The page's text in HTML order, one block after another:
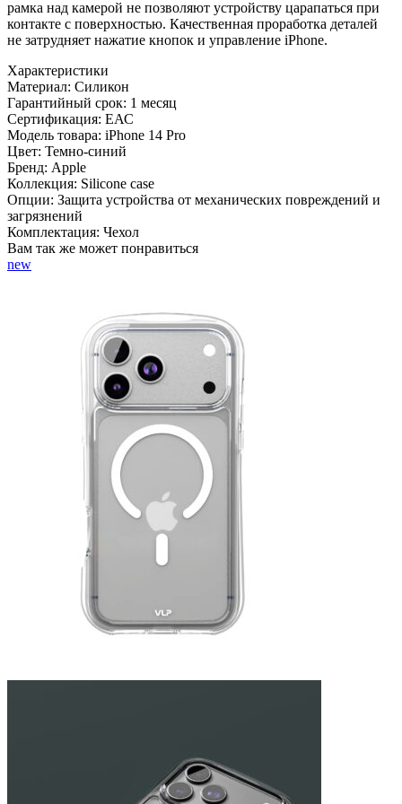
рамка над камерой не позволяют устройству царапаться при
контакте с поверхностью. Качественная проработка деталей
не затрудняет нажатие кнопок и управление iPhone.
Характеристики
Материал: Силикон
Гарантийный срок: 1 месяц
Сертификация: ЕАС
Модель товара: iPhone 14 Pro
Цвет: Темно-синий
Бренд: Apple
Коллекция: Silicone case
Опции: Защита устройства от механических повреждений и
загрязнений
Комплектация: Чехол
Вам так же может понравиться
new